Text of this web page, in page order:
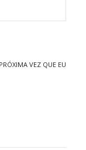
VEZ QUE EU